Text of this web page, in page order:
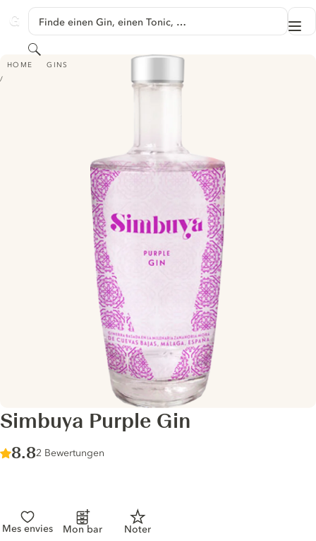
GINVENTORY
Finde einen Gin, einen Tonic, …
Suchen
HOME GINS
SIMBUYA PURPLE GIN
Simbuya Purple Gin
Score :
8.8/ 10
2 Bewertungen
Mes envies Mon bar Noter